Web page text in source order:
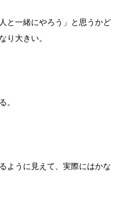
と一緒にやろう」と思うかど
り大きい。
。
ように見えて、実際にはかな